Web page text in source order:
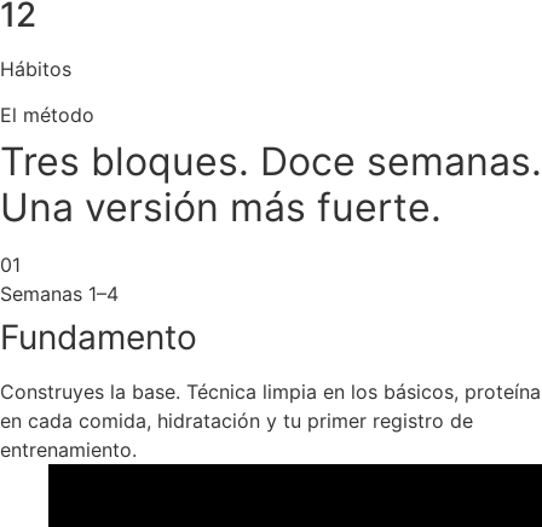
12
Hábitos
El método
Tres bloques. Doce semanas.
Una versión más fuerte.
01
Semanas 1–4
Fundamento
Construyes la base. Técnica limpia en los básicos, proteína
en cada comida, hidratación y tu primer registro de
entrenamiento.